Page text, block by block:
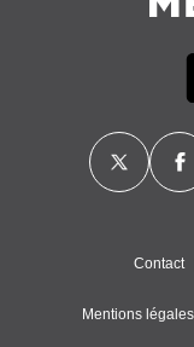
Contact
Mentions